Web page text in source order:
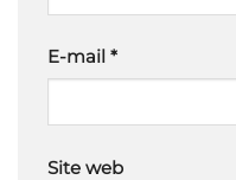
E-mail *
Site web